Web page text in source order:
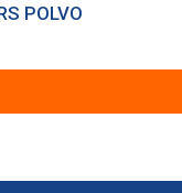
POLVO